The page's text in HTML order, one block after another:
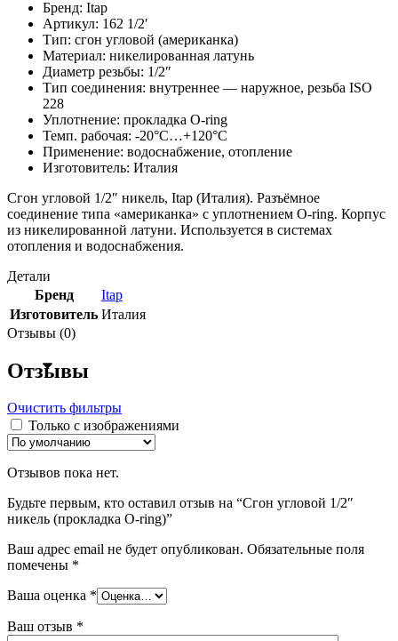
Бренд: Itap
Артикул: 162 1/2′
Тип: сгон угловой (американка)
Материал: никелированная латунь
Диаметр резьбы: 1/2″
Тип соединения: внутреннее — наружное, резьба ISO
228
Уплотнение: прокладка O-ring
Темп. рабочая: -20°C…+120°C
Применение: водоснабжение, отопление
Изготовитель: Италия
Сгон угловой 1/2″ никель, Itap (Италия). Разъёмное
соединение типа «американка» с уплотнением O-ring. Корпус
из никелированной латуни. Используется в системах
отопления и водоснабжения.
Детали
Бренд
Itap
Изготовитель Италия
Отзывы (0)
Отзывы
Очистить фильтры
Только с изображениями
Отзывов пока нет.
Будьте первым, кто оставил отзыв на “Сгон угловoй 1/2″
никель (прокладка O-ring)”
Ваш адрес email не будет опубликован. Обязательные поля
помечены *
Ваша оценка *
Ваш отзыв *